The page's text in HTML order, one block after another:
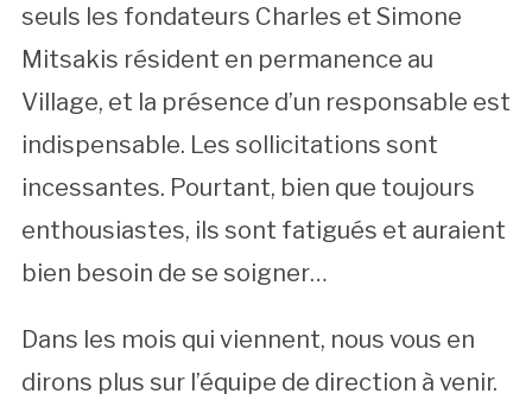
seuls les fondateurs Charles et Simone
Mitsakis résident en permanence au
Village, et la présence d’un responsable est
indispensable. Les sollicitations sont
incessantes. Pourtant, bien que toujours
enthousiastes, ils sont fatigués et auraient
bien besoin de se soigner…
Dans les mois qui viennent, nous vous en
dirons plus sur l’équipe de direction à venir.